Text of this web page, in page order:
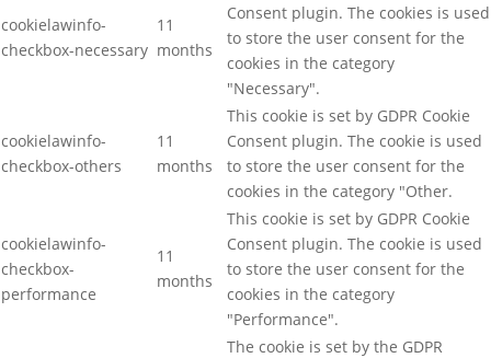
cookielawinfo-
checkbox-necessary
11
months
Consent plugin. The cookies is used
to store the user consent for the
cookies in the category
"Necessary".
cookielawinfo-
checkbox-others
11
months
This cookie is set by GDPR Cookie
Consent plugin. The cookie is used
to store the user consent for the
cookies in the category "Other.
cookielawinfo-
checkbox-
performance
11
months
This cookie is set by GDPR Cookie
Consent plugin. The cookie is used
to store the user consent for the
cookies in the category
"Performance".
The cookie is set by the GDPR